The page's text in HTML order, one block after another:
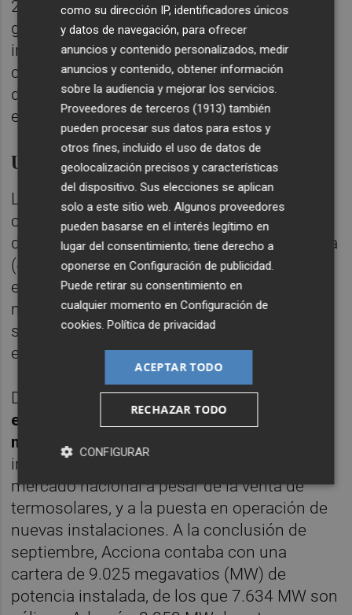
2.330 millones de euros, un 2,3% más,
gracias a la ejecución de grandes proyectos
internacionales. A septiembre, Acciona
contaba con una cartera de obras por valor
de 5.487 millones de euros, el 77% en el
exterior.
Una cartera de 9.025 megavatios
La rama de infraestructuras del grupo se
completa con la aportación de los negocios
de concesiones (85 millones de euros), agua
(447 millones), servicios (565 millones
euros) y construcción industrial (253
millones). Todos ellos arrojan descensos,
salgo este último, que se dispara un 31%, y
el servicios, que crece un 2,4%.
De su lado
, el negocio de energía verde es
el que más creció, dado que facturó 1.587
millones, un 24,5% más
incremento de la producción, incluso en el
mercado nacional a pesar de la venta de
termosolares, y a la puesta en operación de
nuevas instalaciones. A la conclusión de
septiembre, Acciona contaba con una
cartera de 9.025 megavatios (MW) de
potencia instalada, de los que 7.634 MW son
como su dirección IP, identificadores únicos
y datos de navegación, para ofrecer
anuncios y contenido personalizados, medir
anuncios y contenido, obtener información
sobre la audiencia y mejorar los servicios.
Proveedores de terceros (1913) también
pueden procesar sus datos para estos y
otros fines, incluido el uso de datos de
geolocalización precisos y características
del dispositivo. Sus elecciones se aplican
solo a este sitio web. Algunos proveedores
pueden basarse en el interés legítimo en
lugar del consentimiento; tiene derecho a
oponerse enConfiguración de publicidad
Puede retirar su consentimiento en
cualquier momento enConfiguración de
cookies .Política de privacidad
ACEPTAR TODO
RECHAZAR TODO
CONFIGURAR